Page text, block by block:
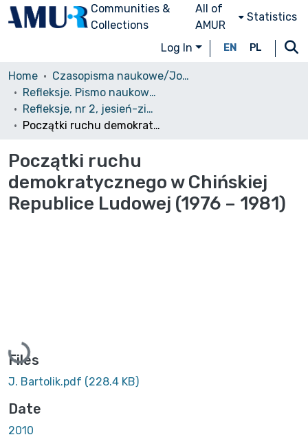
Communities &
Collections
All of
AMUR
Statistics
Log In EN PL
Home
Czasopisma naukowe/Journals
Refleksje. Pismo naukowe studentów i doktorantów WNPiD UAM
Refleksje, nr 2, jesień-zima 2010
Początki ruchu demokratycznego w Chińskiej Republice Ludowej (1976 – 1981)
Początki ruchu
demokratycznego w Chińskiej
Republice Ludowej (1976 – 1981)
Loading...
Files
J. Bartolik.pdf (228.4 KB)
Date
2010